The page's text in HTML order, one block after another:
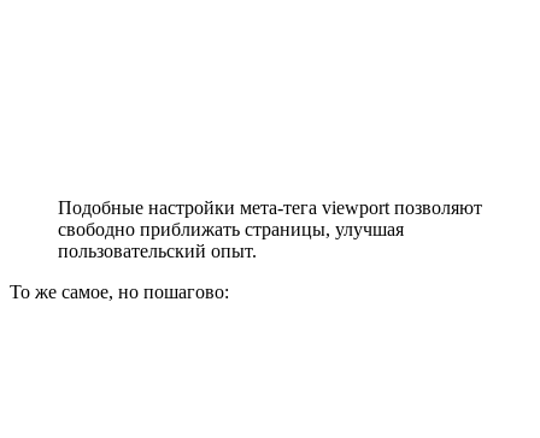
Подобные настройки мета-тега viewport позволяют
свободно приближать страницы, улучшая
пользовательский опыт.
То же самое, но пошагово: